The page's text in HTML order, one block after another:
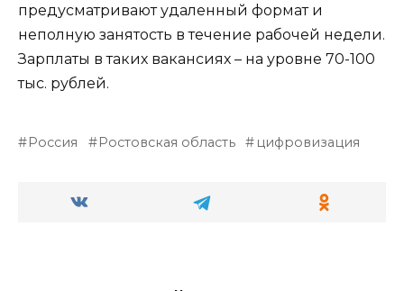
предусматривают удаленный формат и
неполную занятость в течение рабочей недели.
Зарплаты в таких вакансиях – на уровне 70-100
тыс. рублей.
Россия Ростовская область цифровизация